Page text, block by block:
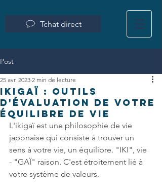
Tchat direct
Post
IKIGAÏ : outils
d'évaluation de votre
équilibre de vie
25 avr. 2023 2 min de lecture
L'ikigaï est une philosophie de vie
japonaise qui consiste à trouver un
sens à votre vie, un équilibre. "IKI", vie
- "GAÏ" raison. C'est étroitement lié à
votre système de valeurs.